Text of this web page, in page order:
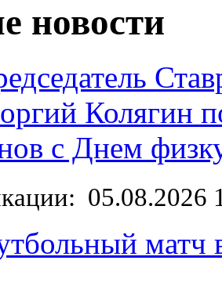
новости
Колягин
с Днем
05.08.2026
матч